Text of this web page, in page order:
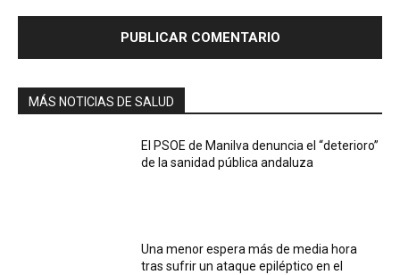
MÁS NOTICIAS DE SALUD
El PSOE de Manilva denuncia el “deterioro”
de la sanidad pública andaluza
Una menor espera más de media hora
tras sufrir un ataque epiléptico en el